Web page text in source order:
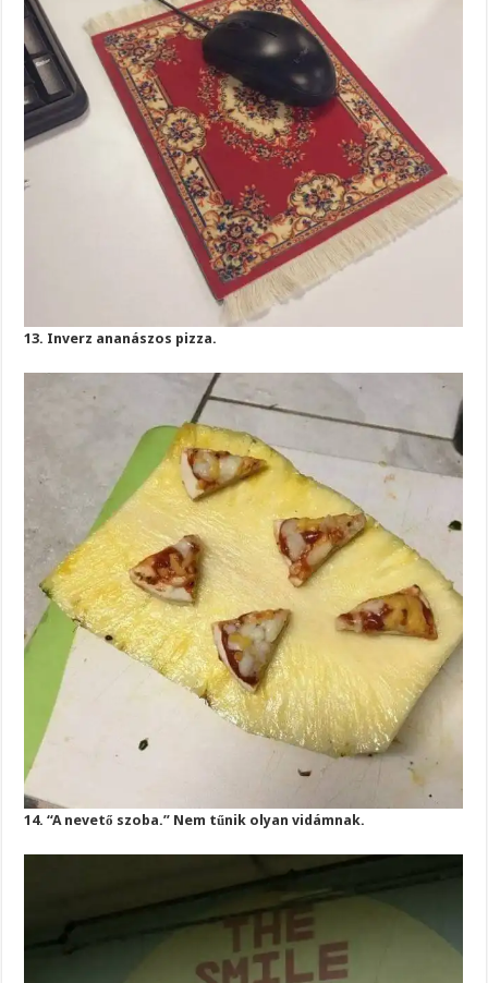
13. Inverz ananászos pizza.
14. “A nevető szoba.” Nem tűnik olyan vidámnak.